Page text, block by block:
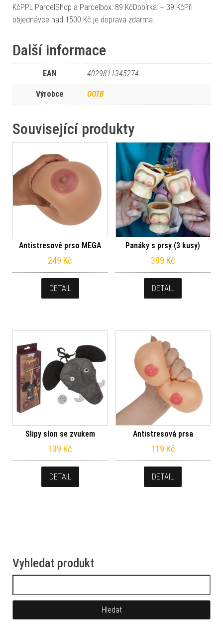
KčPPL ParcelShop a Parcelbox: 89 KčDobírka: + 39 KčPři
objednávce nad 1500 Kč je doprava zdarma.
Další informace
EAN 4029811345274
Výrobce OOTB
Související produkty
Antistresové prso MEGA
249 Kč
DETAIL
Panáky s prsy (3 kusy)
399 Kč
DETAIL
Slipy slon se zvukem
139 Kč
DETAIL
Antistresová prsa
119 Kč
DETAIL
Vyhledat produkt